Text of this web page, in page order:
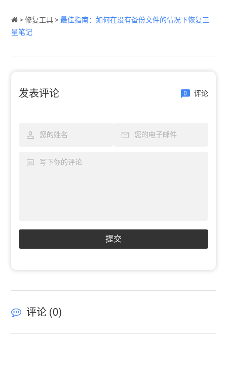
>修复工具 >最佳指南：如何在没有备份文件的情况下恢复三
星笔记
发表评论 0 评论
提交
评论 (0)